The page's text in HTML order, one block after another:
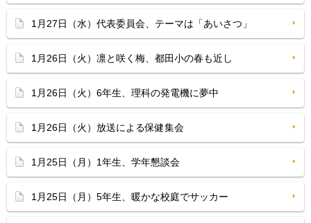
1月27日（水）代表委員会、テーマは「あいさつ」
1月26日（火）凛と咲く梅、都田小の春も近し
1月26日（火）6年生、理科の発電機に夢中
1月26日（火）放送による保健集会
1月25日（月）1年生、学年懇談会
1月25日（月）5年生、暖かな校庭でサッカー